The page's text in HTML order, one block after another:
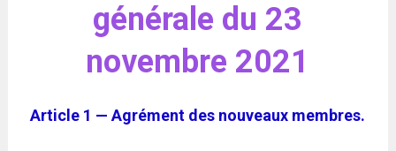
générale du 23
novembre 2021
Article 1 — Agrément des nouveaux membres.